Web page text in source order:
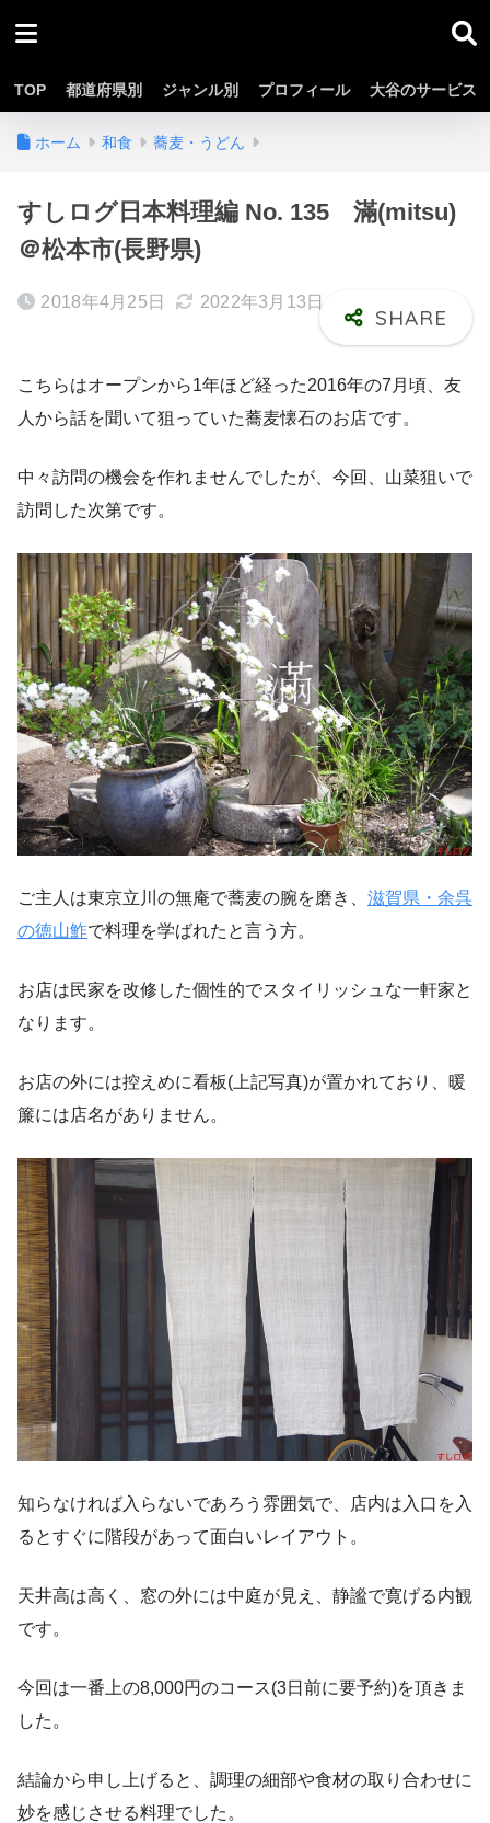
TOP 都道府県別 ジャンル別 プロフィール 大谷のサービス
ホーム 和食 蕎麦・うどん
すしログ日本料理編 No. 135 滿(mitsu)
＠松本市(長野県)
2018年4月25日 2022年3月13日
こちらはオープンから1年ほど経った2016年の7月頃、友
人から話を聞いて狙っていた蕎麦懐石のお店です。
中々訪問の機会を作れませんでしたが、今回、山菜狙いで
訪問した次第です。
ご主人は東京立川の無庵で蕎麦の腕を磨き、 滋賀県・余呉
の徳山鮓で料理を学ばれたと言う方。
お店は民家を改修した個性的でスタイリッシュな一軒家と
なります。
お店の外には控えめに看板(上記写真)が置かれており、暖
簾には店名がありません。
知らなければ入らないであろう雰囲気で、店内は入口を入
るとすぐに階段があって面白いレイアウト。
天井高は高く、窓の外には中庭が見え、静謐で寛げる内観
です。
今回は一番上の8,000円のコース(3日前に要予約)を頂きま
した。
結論から申し上げると、調理の細部や食材の取り合わせに
妙を感じさせる料理でした。